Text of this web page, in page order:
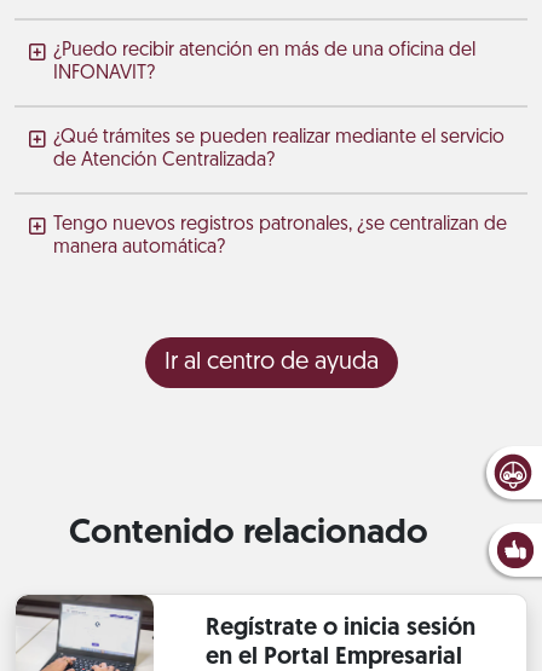
¿Puedo recibir atención en más de una oficina del
INFONAVIT?
¿Qué trámites se pueden realizar mediante el servicio
de Atención Centralizada?
Tengo nuevos registros patronales, ¿se centralizan de
manera automática?
Ir al centro de ayuda
Contenido relacionado
Regístrate o inicia sesión
en el Portal Empresarial